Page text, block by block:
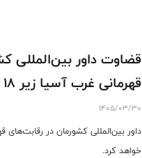
قضاوت داور بین‌المللی
قهرمانی غرب آسیا زیر ۱۸ سال پسران
1405/03/30
خواهد کرد.